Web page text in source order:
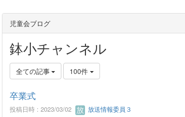
児童会ブログ
鉢小チャンネル
全ての記事 100件
卒業式
投稿日時 : 2023/03/02 放送情報委員３